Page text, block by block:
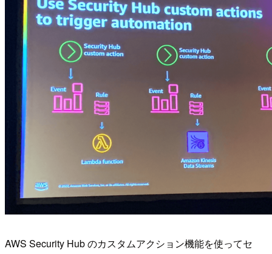
AWS Security Hub のカスタムアクション機能を使ってセ